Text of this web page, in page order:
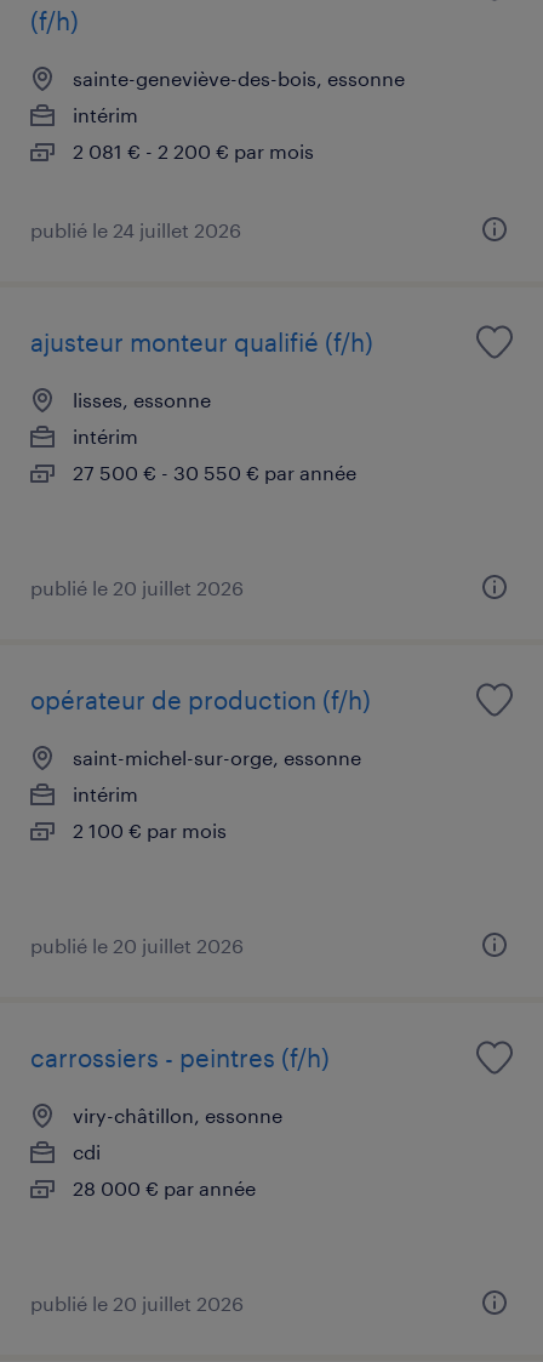
(f/h)
sainte-geneviève-des-bois, essonne
intérim
2 081 € - 2 200 € par mois
publié le 24 juillet 2026
ajusteur monteur qualifié (f/h)
lisses, essonne
intérim
27 500 € - 30 550 € par année
publié le 20 juillet 2026
opérateur de production (f/h)
saint-michel-sur-orge, essonne
intérim
2 100 € par mois
publié le 20 juillet 2026
carrossiers - peintres (f/h)
viry-châtillon, essonne
cdi
28 000 € par année
publié le 20 juillet 2026